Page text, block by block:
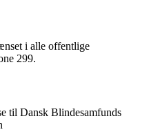
i alle offentlige
299.
til Dansk Blindesamfunds